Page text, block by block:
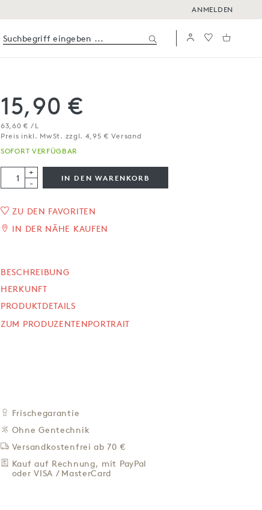
ANMELDEN
Natives Olivenöl extra
250 ml
SOFORT VERFÜGBAR
15,90 €
63,60 € / L
BESCHREIBUNG
HERKUNFT
PRODUKTDETAILS
SOFORT VERFÜGBAR
15,90 €
63,60 € / L
Preis inkl. MwSt. zzgl. 4,95 € Versand
+
-
IN DEN WARENKORB
ZU DEN FAVORITEN
IN DER NÄHE KAUFEN
BESCHREIBUNG
HERKUNFT
PRODUKTDETAILS
ZUM PRODUZENTENPORTRAIT
Frischegarantie
Ohne Gentechnik
Versandkostenfrei ab 70 €
Kauf auf Rechnung, mit PayPal
oder VISA / MasterCard